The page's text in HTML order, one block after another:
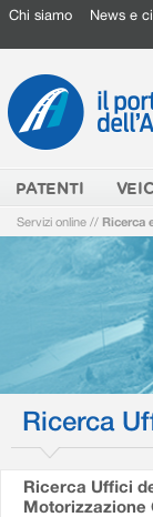
Chi siamo News e
PATENTI
Servizi online // Ricerca
Ricerca
Ricerca Uffici
Motorizzazione